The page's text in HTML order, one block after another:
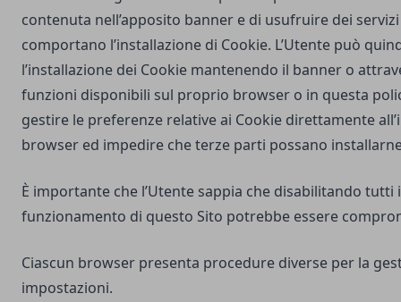
contenuta nell’apposito banner e di usufruire dei
comportano l’installazione di Cookie. L’Utente può
l’installazione dei Cookie mantenendo il banner o
funzioni disponibili sul proprio browser o in questa
gestire le preferenze relative ai Cookie direttamente
browser ed impedire che terze parti possano
È importante che l’Utente sappia che disabilitando tutti
funzionamento di questo Sito potrebbe essere
Ciascun browser presenta procedure diverse per la
impostazioni.